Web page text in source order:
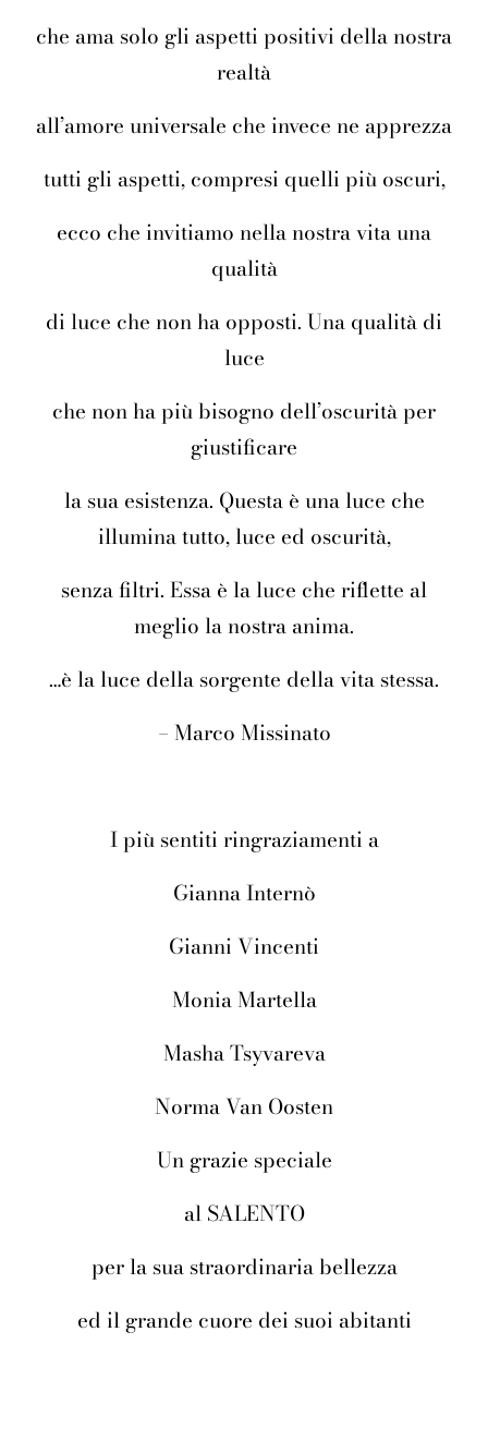
che ama solo gli aspetti positivi della nostra
realtà
all’amore universale che invece ne apprezza
tutti gli aspetti, compresi quelli più oscuri,
ecco che invitiamo nella nostra vita una
qualità
di luce che non ha opposti. Una qualità di
luce
che non ha più bisogno dell’oscurità per
giustificare
la sua esistenza. Questa è una luce che
illumina tutto, luce ed oscurità,
senza filtri. Essa è la luce che riflette al
meglio la nostra anima.
…è la luce della sorgente della vita stessa.
– Marco Missinato
I più sentiti ringraziamenti a
Gianna Internò
Gianni Vincenti
Monia Martella
Masha Tsyvareva
Norma Van Oosten
Un grazie speciale
al SALENTO
per la sua straordinaria bellezza
ed il grande cuore dei suoi abitanti